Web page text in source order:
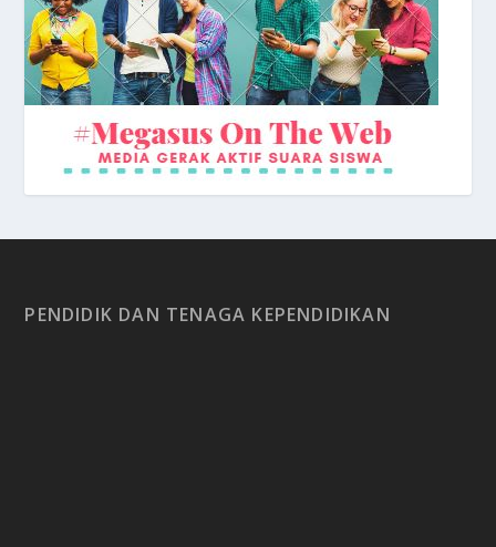
PENDIDIK DAN TENAGA KEPENDIDIKAN